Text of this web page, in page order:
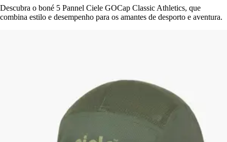
Descubra o boné 5 Pannel Ciele GOCap Classic Athletics, que
combina estilo e desempenho para os amantes de desporto e aventura.